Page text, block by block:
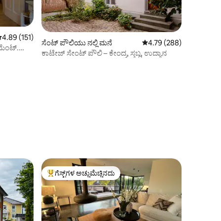
ರಲ್ಲಿ 4.89 ಸರಾಸರಿ ರೇಟಿಂಗ್, 151 ವಿಮರ್ಶೆಗಳು
4.89 (151)
ಸೆಂಟ್ ಪೌಲಿಯು ನಲ್ಲಿ ಮನೆ 5 ರಲ್ಲಿ 4.79 ಸರಾಸರಿ
4.79 (288)
ಕಾಟೇಜ್ ಸೇಂಟ್ ಪೌಲಿ – ಕೇಂದ್ರ, ಸ್ತಬ್ಧ, ಉದ್ಯಾನ
ಗೆಸ್ಟ್‌ಗಳಿಗೆ ಅತಿ ಹೆಚ್ಚು ಅಚ್ಚುಮೆಚ್ಚಿನದು
ಗೆಸ್ಟ್‌ಗಳ ಅಚ್ಚುಮೆಚ್ಚಿನದು